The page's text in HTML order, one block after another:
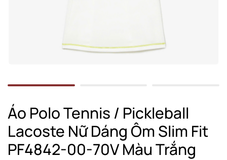
Áo Polo Tennis / Pickleball
Lacoste Nữ Dáng Ôm Slim Fit
PF4842-00-70V Màu Trắng